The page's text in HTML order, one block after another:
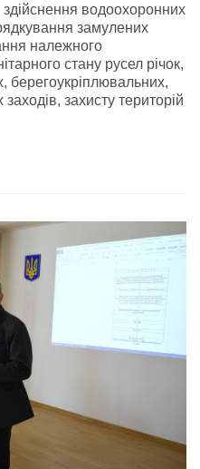
водоохоронних
замулених
належного
стану русел річок,
берегоукріплювальних,
захисту територій